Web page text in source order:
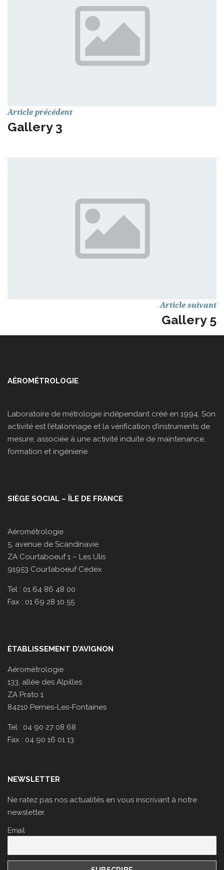
Article précédent
Gallery 3
Article suivant
Gallery 5
AÉROMÉTROLOGIE
Laboratoire de métrologie indépendant créé en 1994. Son
activité est l’étalonnage et la vérification d’instruments de
mesure, associée à une activité induite de maintenance,
formation et ingénierie.
SIÈGE SOCIAL – ÎLE DE FRANCE
Aérométrologie
5, avenue de Scandinavie
ZA Courtaboeuf 1 – Les Ulis
91953 Courtaboeuf Cedex
Tel : 01 64 86 48 00
Fax : 01 69 28 10 55
ÉTABLISSEMENT D’AVIGNON
Aérométrologie
133, allée des Alpilles
ZA Prato 1
84210 Pernes-Les-Fontaines
Tel : 04 90 27 08 68
Fax : 04 90 16 01 13
NEWSLETTER
Ne ratez pas nos actualités en vous inscrivant à notre
newsletter.
Email